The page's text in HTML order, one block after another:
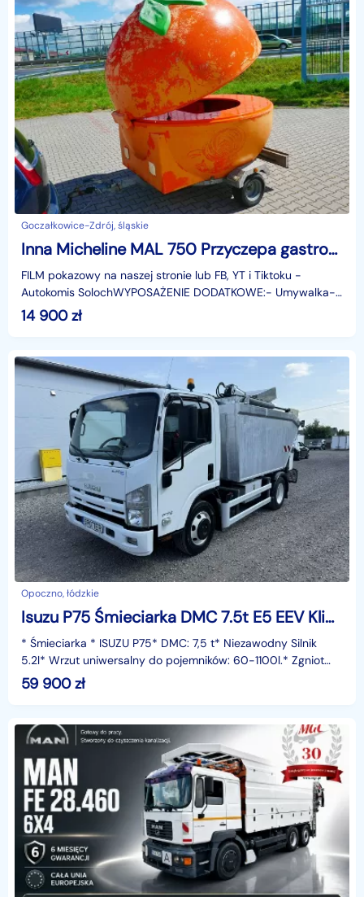
Goczałkowice-Zdrój, śląskie
Inna Micheline MAL 750 Przyczepa gastronomiczna Kula Owoc Pomarańcza Lodziarka
FILM pokazowy na naszej stronie lub FB, YT i Tiktoku -
Autokomis SolochWYPOSAŻENIE DODATKOWE:- Umywalka-
Gniazdko z podłączeniem 230V z bezpiecznikami.HISTORIA
14 900zł
Opoczno, łódzkie
Isuzu P75 Śmieciarka DMC 7.5t E5 EEV Klima 3-Osoby
* Śmieciarka * ISUZU P75* DMC: 7,5 t* Niezawodny Silnik
5.2l* Wrzut uniwersalny do pojemników: 60-1100l.* Zgniot
odpadów* Stopień zagęszczenia odpadów: 4:1* Szc
59 900zł